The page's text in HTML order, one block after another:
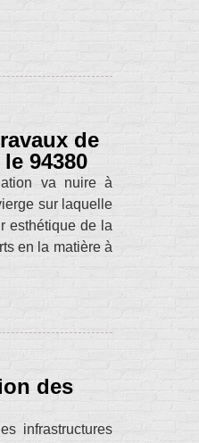
de
94380
va nuire à
sur laquelle
esthétique de la
en la matière à
des
infrastructures